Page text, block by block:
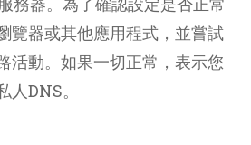
覽器或其他應用程式，並嘗試
活動。如果一切正常，表示您
DNS。